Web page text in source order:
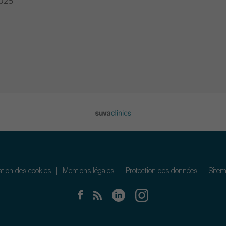
des cookies Mentions légales Protection des données